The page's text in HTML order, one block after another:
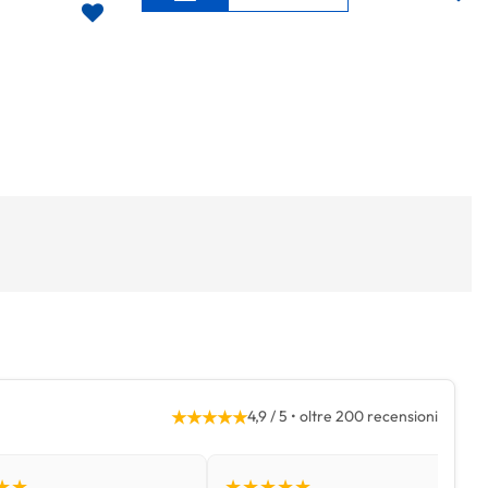
★★★★★4,9 / 5 • oltre 200 recensioni